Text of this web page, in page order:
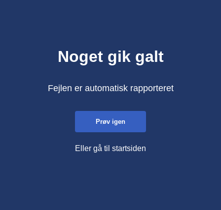
Noget gik galt
Fejlen er automatisk rapporteret
Prøv igen
Eller gå til startsiden